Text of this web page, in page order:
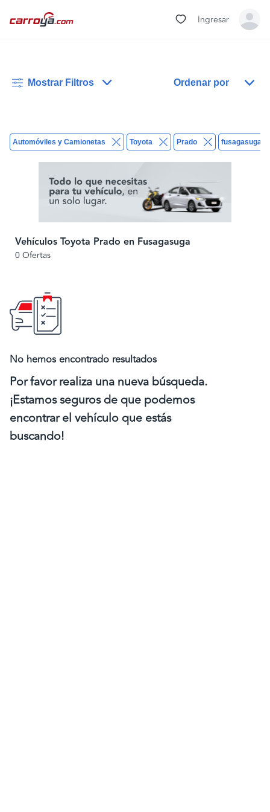
Ingresar
Mostrar Filtros Ordenar por
Automóviles y Camionetas Toyota Prado fusagasuga
Vehículos Toyota Prado en Fusagasuga
0 Ofertas
No hemos encontrado resultados
Por favor realiza una nueva búsqueda.
¡Estamos seguros de que podemos
encontrar el vehículo que estás
buscando!